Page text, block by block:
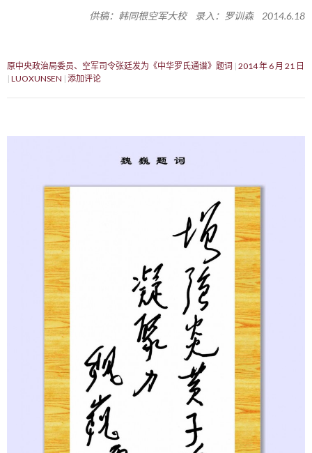
供稿：韩同根空军大校 录入：罗训森 2014.6.18
原中央政治局委员、空军司令张廷发为《中华罗氏通谱》题词 2014 年 6 月 21 日
LUOXUNSEN 添加评论